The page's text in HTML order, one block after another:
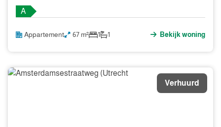
A
Appartement 67 m² 1 1 Bekijk woning
Verhuurd